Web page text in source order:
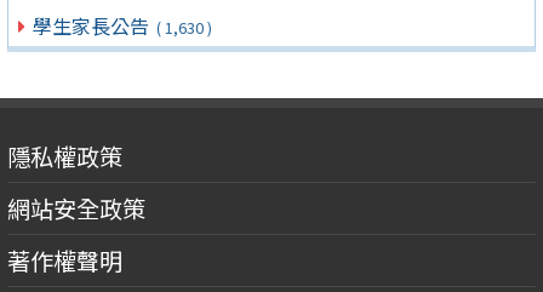
學生家長公告 ( 1,630 )
隱私權政策
網站安全政策
著作權聲明